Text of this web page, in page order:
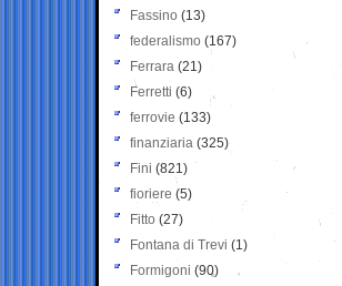
Fassino (13)
federalismo (167)
Ferrara (21)
Ferretti (6)
ferrovie (133)
finanziaria (325)
Fini (821)
fioriere (5)
Fitto (27)
Fontana di Trevi (1)
Formigoni (90)